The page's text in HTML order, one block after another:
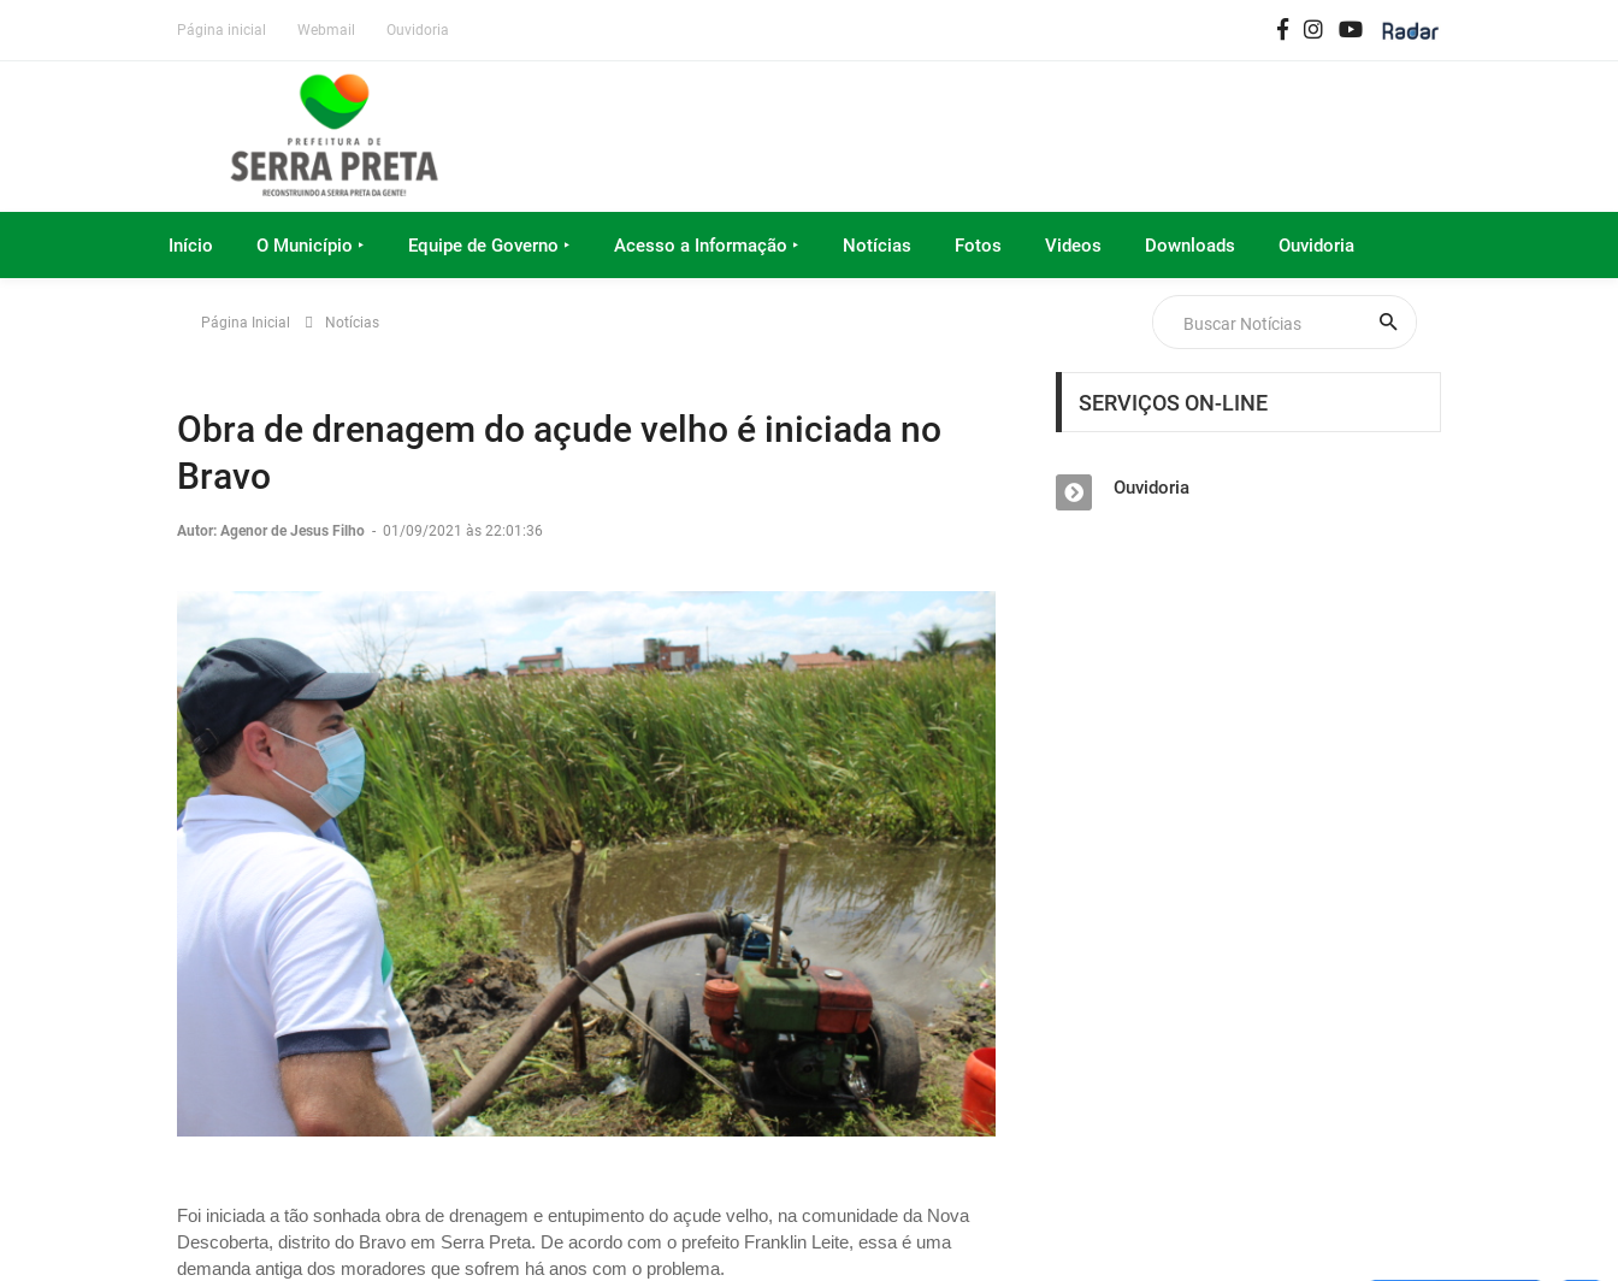
Página inicial Webmail Ouvidoria
Início O Município ‣ Equipe de Governo ‣ Acesso a Informação ‣ Notícias Fotos Videos Downloads Ouvidoria
Página Inicial Notícias
Obra de drenagem do açude velho é iniciada no
Bravo
Autor: Agenor de Jesus Filho - 01/09/2021 às 22:01:36
Foi iniciada a tão sonhada obra de drenagem e entupimento do açude velho, na comunidade da Nova
Descoberta, distrito do Bravo em Serra Preta. De acordo com o prefeito Franklin Leite, essa é uma
demanda antiga dos moradores que sofrem há anos com o problema.
SERVIÇOS ON-LINE
Ouvidoria